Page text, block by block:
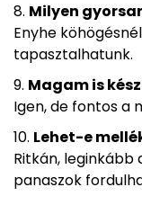
Milyen
Enyhe
tapasztalhatunk.
Magam is
Igen, de fontos a
Lehet-e
Ritkán, leginkább
panaszok